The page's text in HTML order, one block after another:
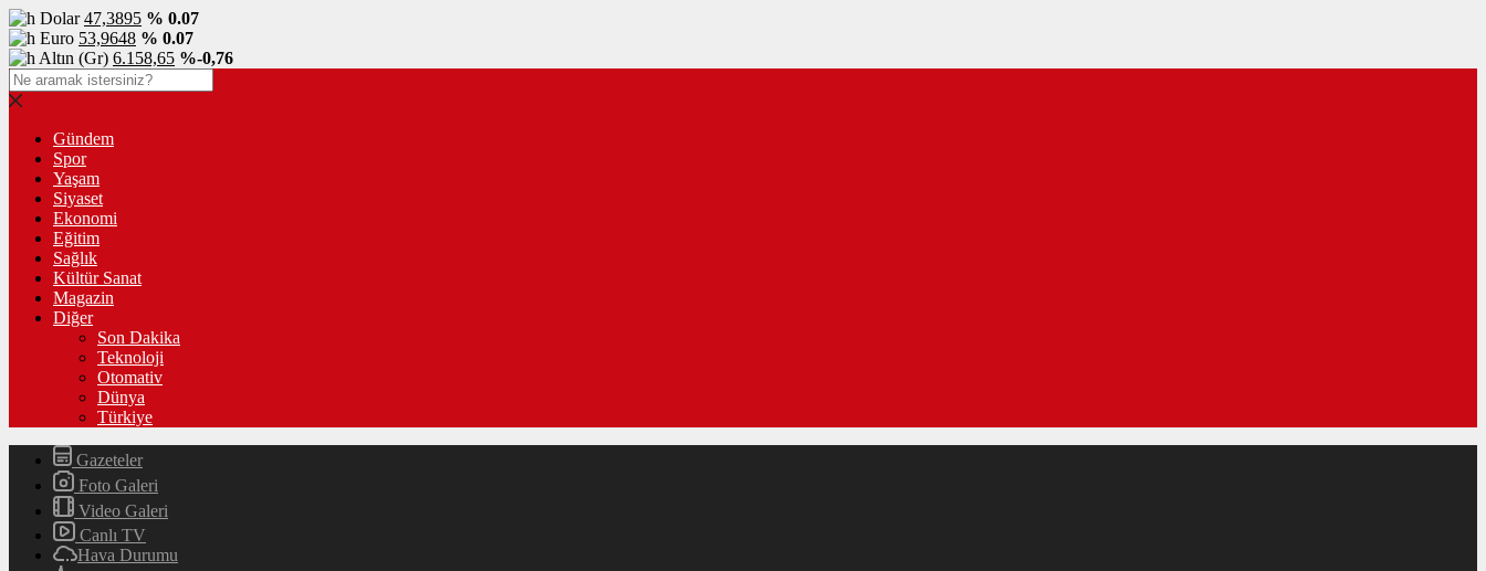
Dolar47,3895 % 0.07
Euro 53,9648 % 0.07
Altın (Gr) 6.158,65 %-0,76
Gündem
Spor
Yaşam
Siyaset
Ekonomi
Eğitim
Sağlık
Kültür Sanat
Magazin
Diğer
Son Dakika
Teknoloji
Otomativ
Dünya
Türkiye
Gazeteler
Foto Galeri
Video Galeri
Canlı TV
Hava Durumu